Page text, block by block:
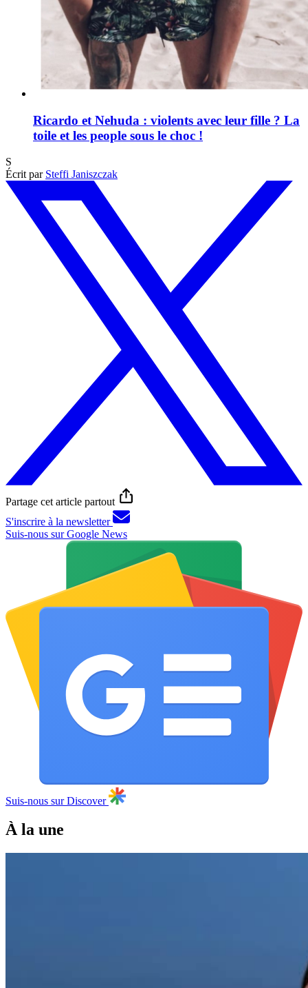
Ricardo et Nehuda : violents avec leur fille ? La
toile et les people sous le choc !
S
Écrit par Steffi Janiszczak
Partage cet article partout
S'inscrire à la newsletter
Suis-nous sur Google News
Suis-nous sur Discover
À la une